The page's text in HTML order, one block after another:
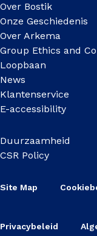
Over Bostik
Onze Geschiedenis
Over Arkema
Group Ethics and
Loopbaan
News
Klantenservice
E-accessibility
Duurzaamheid
CSR Policy
Site Map
Privacybeleid